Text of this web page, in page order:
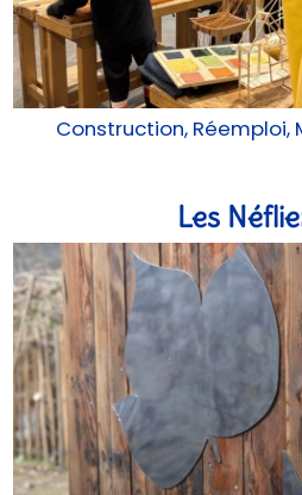
Construction, Réemploi,
Les